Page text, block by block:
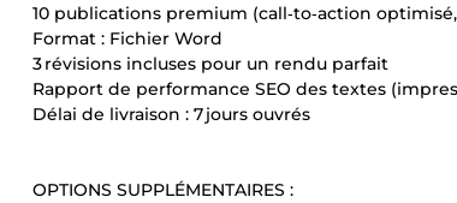
10 publications premium (call‑to‑action
Format : Fichier Word
3 révisions incluses pour un rendu parfait
Rapport de performance SEO des textes
Délai de livraison : 7 jours ouvrés
OPTIONS SUPPLÉMENTAIRES :